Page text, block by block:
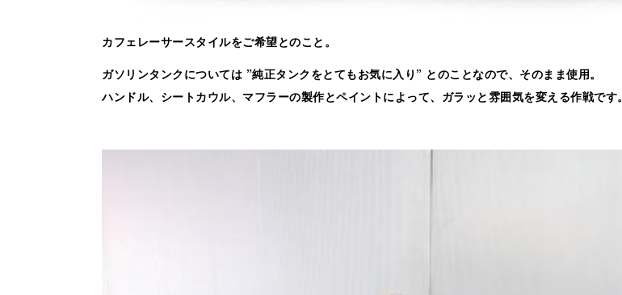
カフェレーサースタイルをご希望とのこと。
ガソリンタンクについては ”純正タンクをとてもお気に入り” とのことなので、そのまま使用。
ハンドル、シートカウル、マフラーの製作とペイントによって、ガラッと雰囲気を変える作戦です。